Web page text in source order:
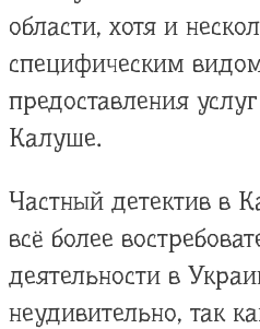
области, хотя и
специфическим
предоставления
Калуше.
Частный детектив в
всё более
деятельности в
неудивительно, так